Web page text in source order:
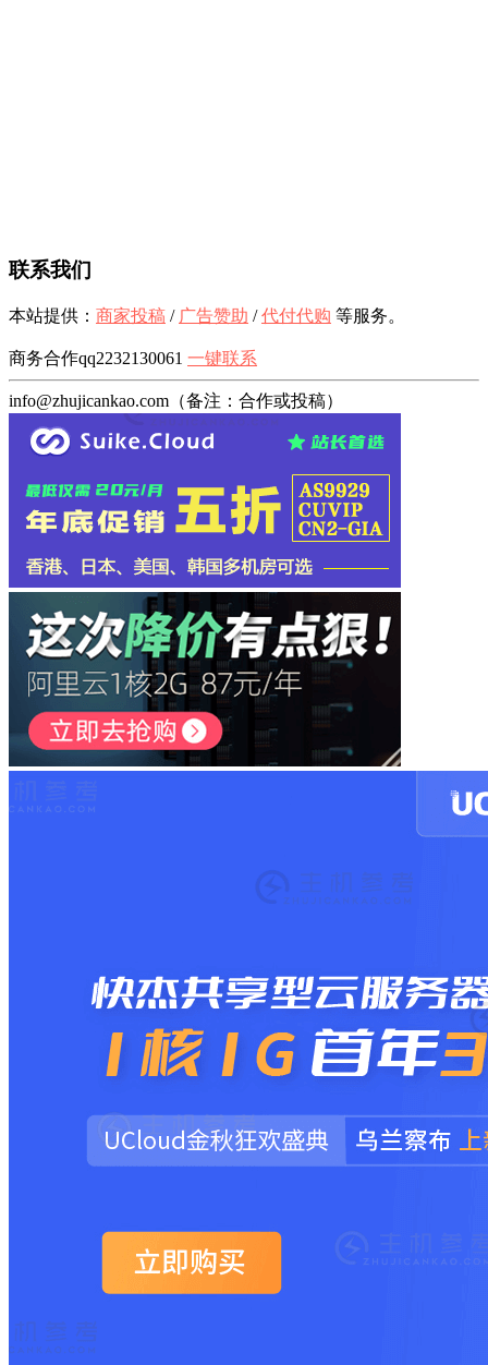
联系我们
本站提供： 商家投稿 / 广告赞助 /代付代购 等服务。
商务合作qq2232130061 一键联系
info@zhujicankao.com（备注：合作或投稿）